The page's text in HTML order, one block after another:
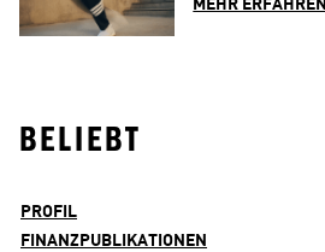
MEHR ERFAHREN
BELIEBT
PROFIL
FINANZPUBLIKATIONEN